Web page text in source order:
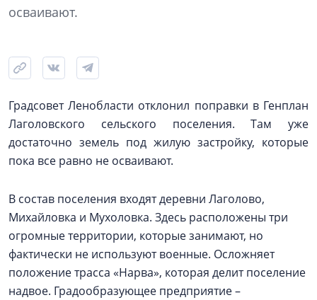
осваивают.
Градсовет Ленобласти отклонил поправки в Генплан
Лаголовского сельского поселения. Там уже
достаточно земель под жилую застройку, которые
пока все равно не осваивают.
В состав поселения входят деревни Лаголово,
Михайловка и Мухоловка. Здесь расположены три
огромные территории, которые занимают, но
фактически не используют военные. Осложняет
положение трасса «Нарва», которая делит поселение
надвое. Градообразующее предприятие –